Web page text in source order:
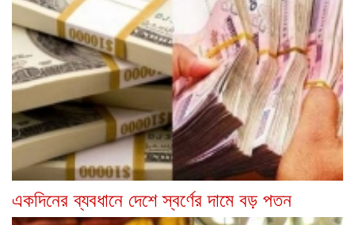
একদিনের ব্যবধানে দেশে স্বর্ণের দামে বড় পতন